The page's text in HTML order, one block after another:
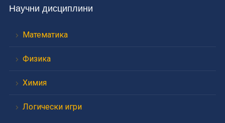
Научни дисциплини
Математика
Физика
Химия
Логически игри